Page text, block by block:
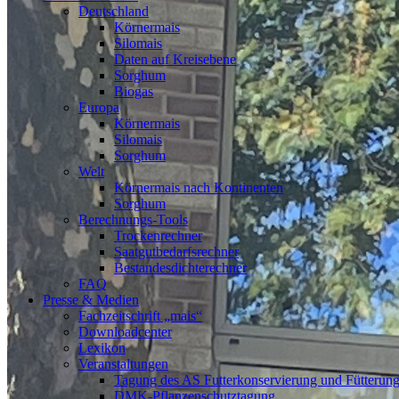
Deutschland
Körnermais
Silomais
Daten auf Kreisebene
Sorghum
Biogas
Europa
Körnermais
Silomais
Sorghum
Welt
Körnermais nach Kontinenten
Sorghum
Berechnungs-Tools
Trockenrechner
Saatgutbedarfsrechner
Bestandesdichterechner
FAQ
Presse & Medien
Fachzeitschrift „mais“
Downloadcenter
Lexikon
Veranstaltungen
Tagung des AS Futterkonservierung und Fütterung
DMK-Pflanzenschutztagung